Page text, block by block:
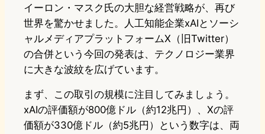
イーロン・マスク氏の大胆な経営戦略が、再び
世界を驚かせました。人工知能企業xAIとソーシ
ャルメディアプラットフォームX（旧Twitter）
の合併という今回の発表は、テクノロジー業界
に大きな波紋を広げています。
まず、この取引の規模に注目してみましょう。
xAIの評価額が800億ドル（約12兆円）、Xの評
価額が330億ドル（約5兆円）という数字は、両